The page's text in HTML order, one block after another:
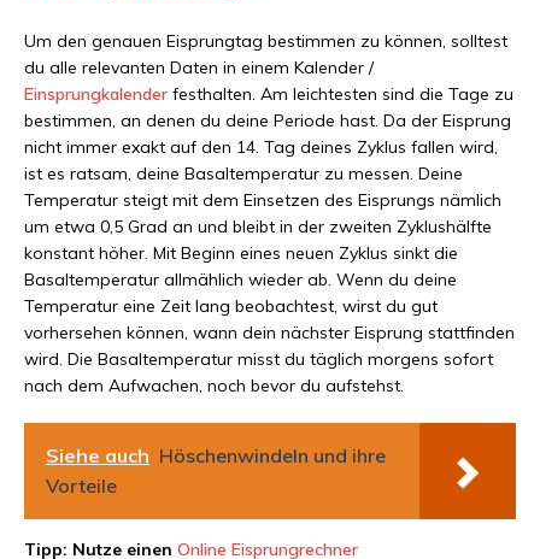
Um den genauen Eisprungtag bestimmen zu können, solltest
du alle relevanten Daten in einem Kalender /
Einsprungkalender festhalten. Am leichtesten sind die Tage zu
bestimmen, an denen du deine Periode hast. Da der Eisprung
nicht immer exakt auf den 14. Tag deines Zyklus fallen wird,
ist es ratsam, deine Basaltemperatur zu messen. Deine
Temperatur steigt mit dem Einsetzen des Eisprungs nämlich
um etwa 0,5 Grad an und bleibt in der zweiten Zyklushälfte
konstant höher. Mit Beginn eines neuen Zyklus sinkt die
Basaltemperatur allmählich wieder ab. Wenn du deine
Temperatur eine Zeit lang beobachtest, wirst du gut
vorhersehen können, wann dein nächster Eisprung stattfinden
wird. Die Basaltemperatur misst du täglich morgens sofort
nach dem Aufwachen, noch bevor du aufstehst.
Siehe auch Höschenwindeln und ihre
Vorteile
Tipp: Nutze einen Online Eisprungrechner